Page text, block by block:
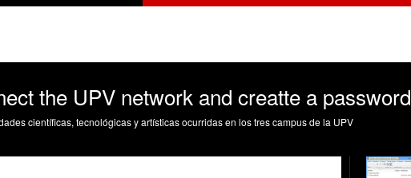
the UPV network and creatte a password
científicas, tecnológicas y artísticas ocurridas en los tres campus de la UPV